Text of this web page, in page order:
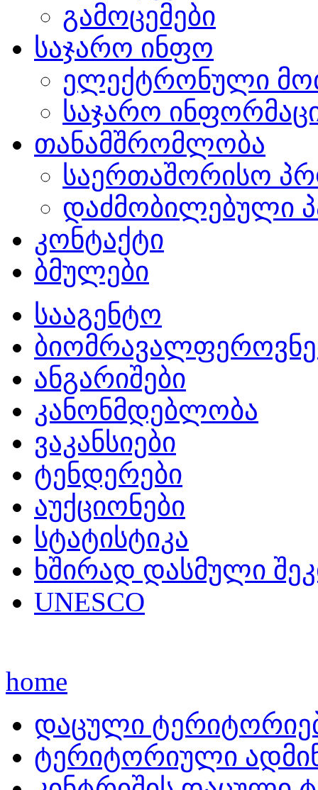
გამოცემები
საჯარო ინფო
ელექტრონული
საჯარო
თანამშრომლობა
საერთაშორისო
დაძმობილებული
კონტაქტი
ბმულები
სააგენტო
ანგარიშები
კანონმდებლობა
ვაკანსიები
ტენდერები
აუქციონები
სტატისტიკა
ხშირად დასმული
UNESCO
home
დაცული
ტერიტორიული